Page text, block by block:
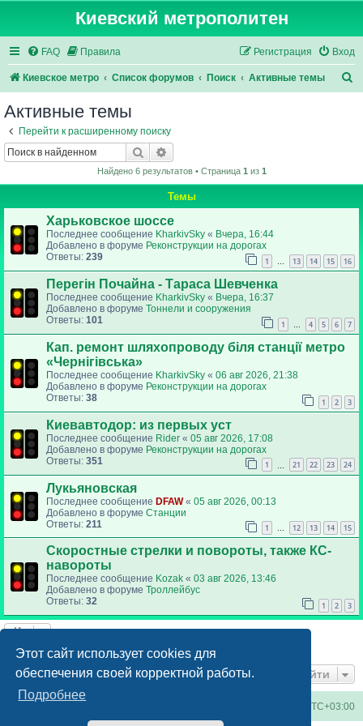
Этот сайт использует cookies для
обеспечения своей корректной работы.
Подробнее
Киевский метрополитен
FAQ Правила Вход
Регистрация
Киевское метро Список форумов Поиск Активные темы
Активные темы
Перейти к расширенному поиску
Поиск
Найдено 6 результатов • Страница 1из 1
Темы
Харьковское шоссе
Последнее сообщение KharkivSky « Вчера, 16:44
Добавлено в форуме Реконструкции на дорогах
Ответы: 239 1 … 13 14 15 16
Перегін Почайна - Тараса Шевченка
Последнее сообщение KharkivSky « Вчера, 16:37
Добавлено в форуме Тоннели и сооружения
Ответы: 101 1 … 4 5 6 7
Кап. ремонт шляхопроводу біля станції метро
«Чернігівська»
Последнее сообщение KharkivSky « 06 авг 2026, 21:38
Добавлено в форуме Реконструкции на дорогах
Ответы: 38 1 2 3
Киевавтодор: из первых уст
Последнее сообщение Rider « 05 авг 2026, 17:08
Добавлено в форуме Реконструкции на дорогах
Ответы: 351 1 21 22 23 24
Лукьяновская
Последнее сообщение DFAW« 05 авг 2026, 00:13
Добавлено в форуме Станции
Ответы: 211 1 … 12 13 14 15
Скоростные стрелки и повороты, также КС-
навороты
Последнее сообщение Kozak « 03 авг 2026, 13:46
Добавлено в форуме Троллейбус
Ответы: 32 1 2 3
Найдено 6 результатов • Страница
Перейти
UTC+03:00